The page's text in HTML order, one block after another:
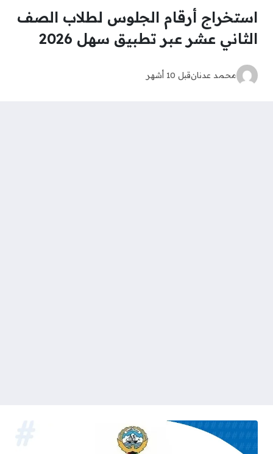
استخراج أرقام الجلوس لطلاب الصف
الثاني عشر عبر تطبيق سهل 2026
محمد عدنانقبل 10 أشهر